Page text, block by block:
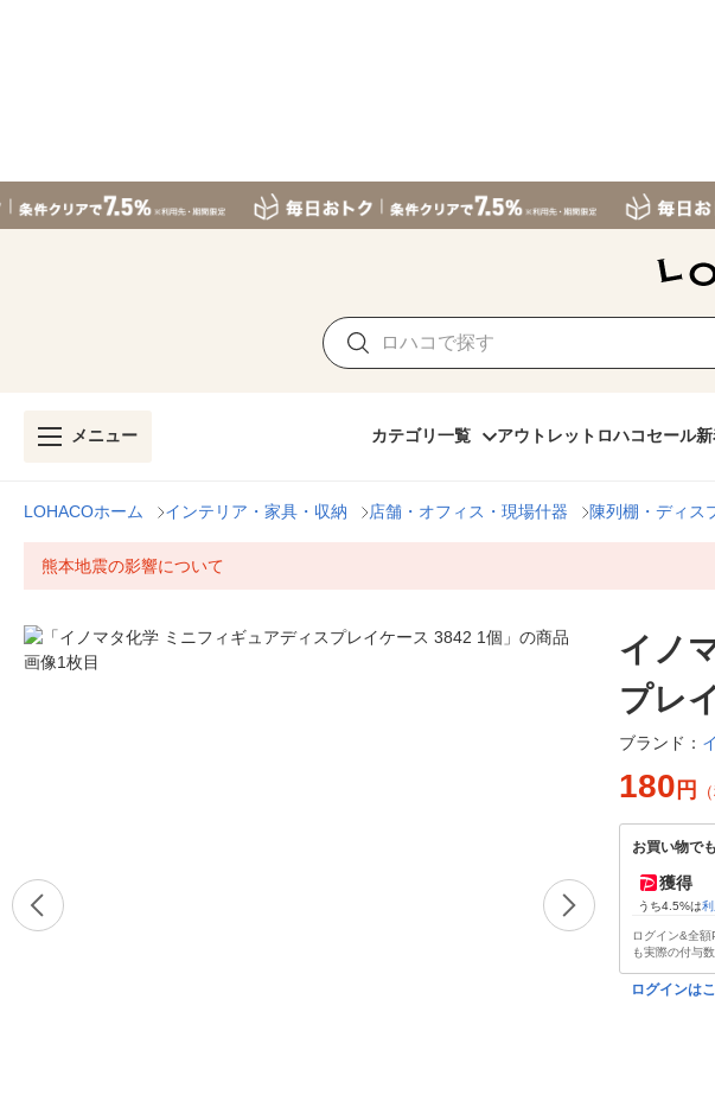
メニュー カテゴリ一覧 アウトレット ロハコセール
LOHACOホーム インテリア・家具・収納 店舗・オフィス・現場什器 陳列棚・ディス
熊本地震の影響について
イノ
プレ
ブランド：
180 円
お買い物で
獲得
うち4.5%は
ログイン&全
も実際の付与
ログインは